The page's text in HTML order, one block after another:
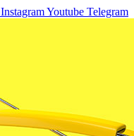
InstagramYoutube Telegram